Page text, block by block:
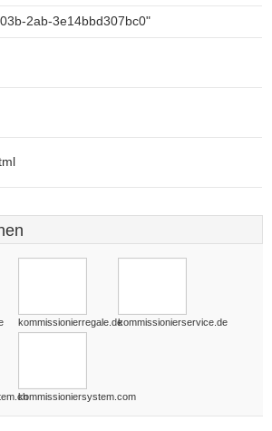
2ab-3e14bbd307bc0"
kommissionierregale.dekommissionierservice.de
kommissioniersystem.com